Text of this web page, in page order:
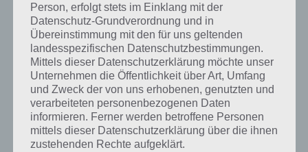
Kurze Begriffserklärung zur Lösung Jäten
Jäten ist die Lösung für das tägliche Bonus Rätsel am 14.6.2020 in 4
Bilder 1 Wort, doch welche Bedeutung hat dieses eigentlich und was
gibt es dazu zu wissen? Passt das Wort auch zu Schweiz? Zu
Person, erfolgt stets im Einklang mit der
Datenschutz-Grundverordnung und in
Übereinstimmung mit den für uns geltenden
landesspezifischen Datenschutzbestimmungen.
Mittels dieser Datenschutzerklärung möchte unser
Unternehmen die Öffentlichkeit über Art, Umfang
und Zweck der von uns erhobenen, genutzten und
verarbeiteten personenbezogenen Daten
informieren. Ferner werden betroffene Personen
mittels dieser Datenschutzerklärung über die ihnen
zustehenden Rechte aufgeklärt.